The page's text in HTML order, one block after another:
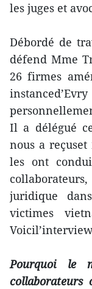
les juges et
Débordé de
défend Mme
26 firmes
Il a délégué
nous a
les ont
juridique
victimes
Pourquoi le
collaborateurs